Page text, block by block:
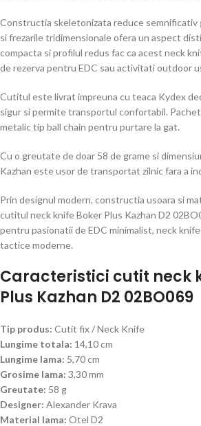
Constructia skeletonizata reduce semnificativ
si frezarile tridimensionale ofera un aspect
compacta si profilul redus fac ca acest neck
de rezerva pentru EDC sau activitati outdoor
Cutitul este livrat impreuna cu teaca Kydex
sigur si permite transportul confortabil.
metalic tip ball chain pentru purtare la gat.
Cu o greutate de doar 58 de grame si
Kazhan este usor de transportat zilnic fara a
Prin designul modern, constructia usoara si
cutitul neck knife Boker Plus Kazhan D2
pentru pasionatii de EDC minimalist, neck
tactice moderne.
Caracteristici cutit neck
Plus Kazhan D2 02BO069
Tip produs: Cutit fix / Neck Knife
Lungime totala: 14,10 cm
Lungime lama: 5,70 cm
Grosime lama: 3,30 mm
Greutate: 58 g
Designer: Alexander Krava
Material lama: Otel D2